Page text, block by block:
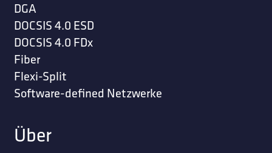
DGA
DOCSIS 4.0 ESD
DOCSIS 4.0 FDx
Fiber
Flexi-Split
Software-defined Netzwerke
Über